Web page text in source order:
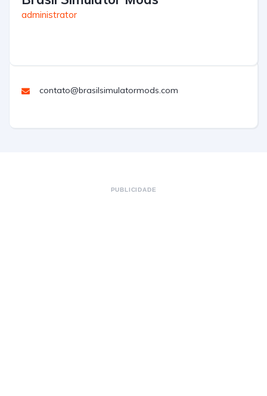
administrator
contato@brasilsimulatormods.com
PUBLICIDADE